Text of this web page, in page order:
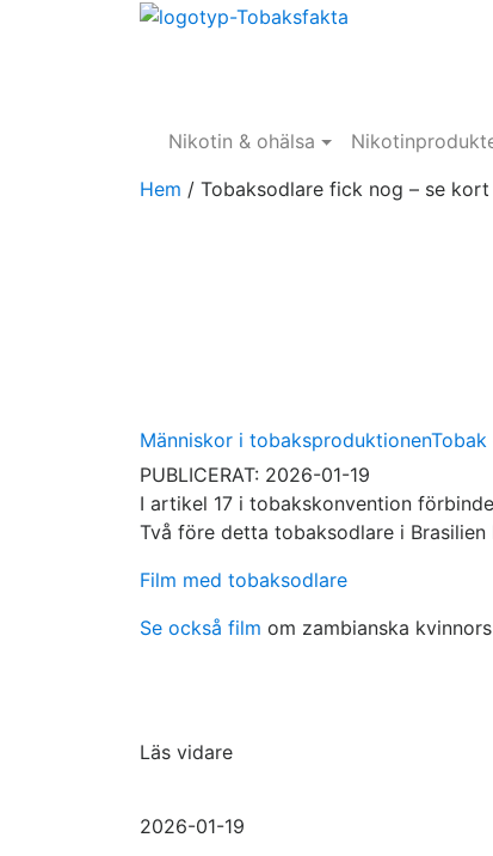
Nikotin & ohälsa
Hem / Tobaksodlare fick nog – se
Människor i tobaksproduktionen
PUBLICERAT: 2026-01-19
I artikel 17 i tobakskonvention
Två före detta tobaksodlare i
Film med tobaksodlare
Se också film om zambianska
Läs vidare
2026-01-19